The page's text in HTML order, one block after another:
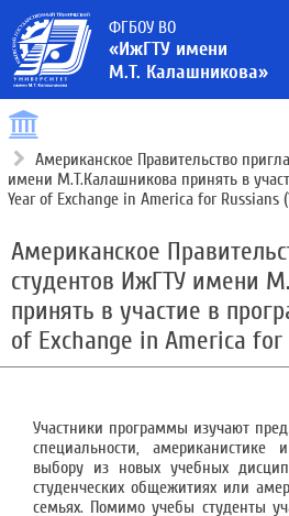
ФГБОУ ВО
«ИжГТУ имени
М.Т. Калашникова»
Американское Правительство
имени М.Т.Калашникова принять в
Year of Exchange in America for Russians
Американское
студентов ИжГТУ имени
принять в участие в
of Exchange in America for
Участники программы изучают
специальности,
выбору из новых учебных
студенческих общежитиях или
семьях. Помимо учебы студенты